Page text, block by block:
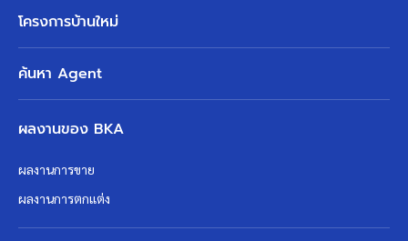
โครงการบ้านใหม่
ค้นหา Agent
ผลงานของ BKA
ผลงานการขาย
ผลงานการตกแต่ง